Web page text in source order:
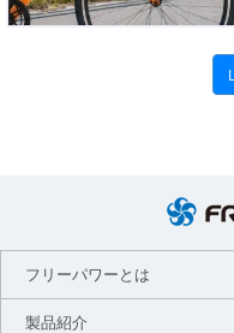
フリーパワーとは
製品紹介